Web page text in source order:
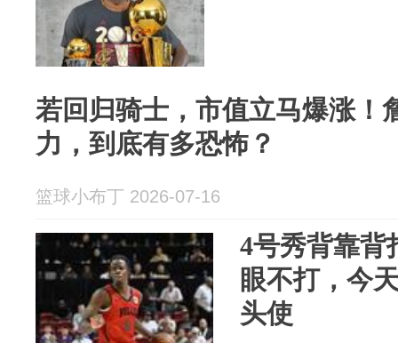
若回归骑士，市值立马爆涨！
力，到底有多恐怖？
篮球小布丁 2026-07-16
4号秀背靠背
眼不打，今
头使